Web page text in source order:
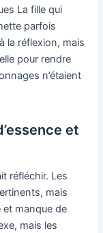
La fille qui
parfois
la réflexion, mais
pour rendre
n’étaient
et
réfléchir. Les
mais
et manque de
mais les